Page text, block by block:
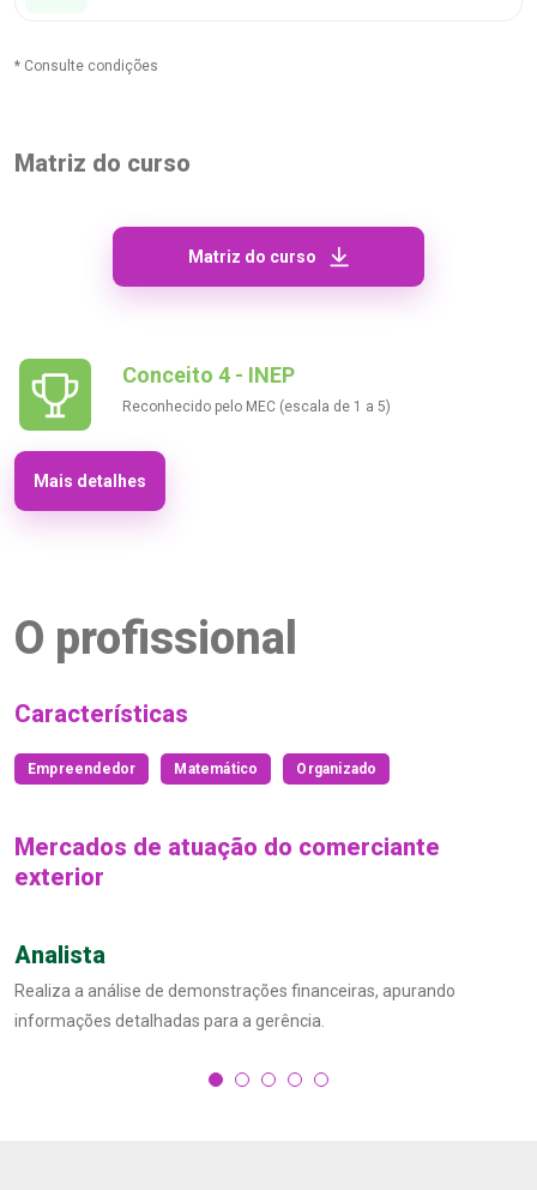
* Consulte condições
Matriz do curso
Matriz do curso
Conceito 4 - INEP
Reconhecido pelo MEC (escala de 1 a 5)
Mais detalhes
O profissional
Características
Empreendedor Matemático Organizado
Mercados de atuação do comerciante
exterior
Analista
Realiza a análise de demonstrações financeiras, apurando
informações detalhadas para a gerência.